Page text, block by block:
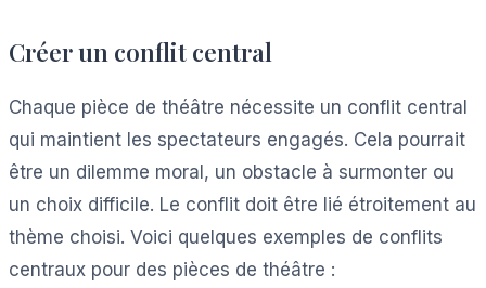
Créer un conflit central
Chaque pièce de théâtre nécessite un conflit central
qui maintient les spectateurs engagés. Cela pourrait
être un dilemme moral, un obstacle à surmonter ou
un choix difficile. Le conflit doit être lié étroitement au
thème choisi. Voici quelques exemples de conflits
centraux pour des pièces de théâtre :